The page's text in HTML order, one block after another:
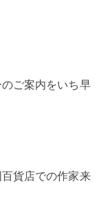
ご案内をいち早
貨店での作家来